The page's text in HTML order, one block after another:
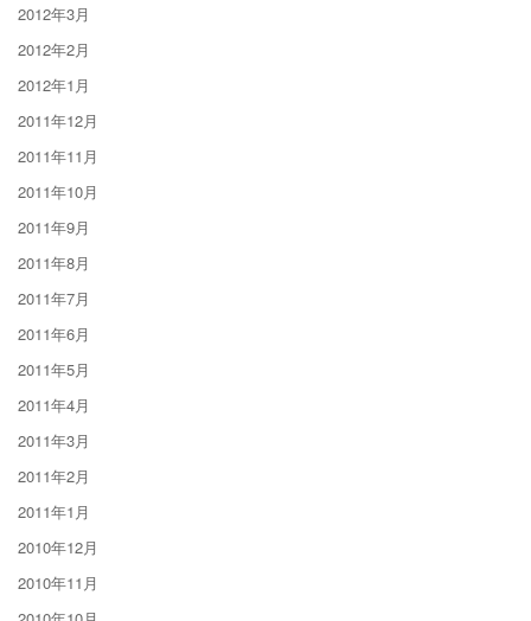
2012年3月
2012年2月
2012年1月
2011年12月
2011年11月
2011年10月
2011年9月
2011年8月
2011年7月
2011年6月
2011年5月
2011年4月
2011年3月
2011年2月
2011年1月
2010年12月
2010年11月